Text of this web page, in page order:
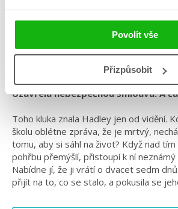
Povolit vše
Přizpůsobit
Žánr: Fantasy
Uzavřela nebezpečnou smlouvu. A
Toho kluka znala Hadley jen od vidění.
školu oblétne zpráva, že je mrtvý,
tomu, aby si sáhl na život? Když nad
pohřbu přemýšlí, přistoupí k ní neznámý
Nabídne jí, že ji vrátí o dvacet sedm
přijít na to, co se stalo, a pokusila se